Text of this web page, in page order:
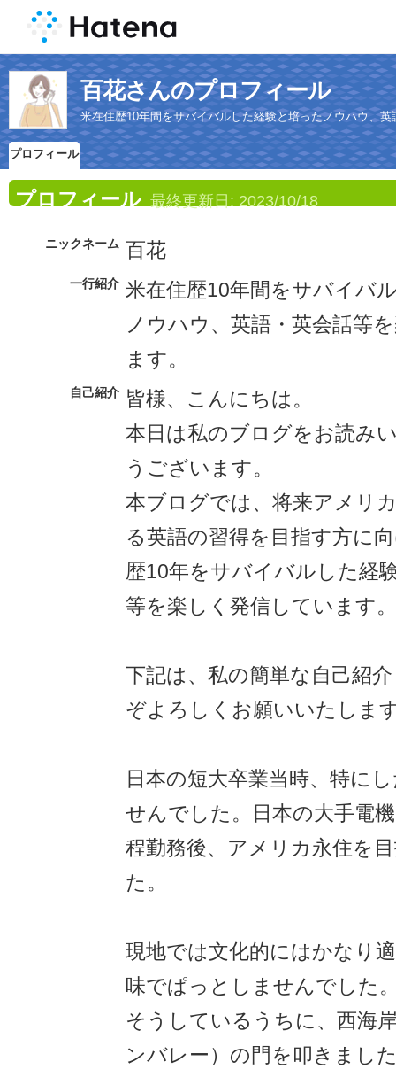
百花さんのプロフィール
米在住歴10年間をサバイバルした経験と培ったノウハウ、
プロフィール
プロフィール 最終更新日: 2023/10/18
ニックネーム 百花
一行紹介 米在住歴10年間をサバイバ
ノウハウ、英語・英会話等
ます。
自己紹介 皆様、こんにちは。
本日は私のブログをお読み
うございます。
本ブログでは、将来アメリ
る英語の習得を目指す方に
歴10年をサバイバルした経
等を楽しく発信しています。
下記は、私の簡単な自己紹
ぞよろしくお願いいたしま
日本の短大卒業当時、特に
せんでした。日本の大手電
程勤務後、アメリカ永住を
た。
現地では文化的にはかなり
味でぱっとしませんでした
そうしているうちに、西海
ンバレー）の門を叩きまし